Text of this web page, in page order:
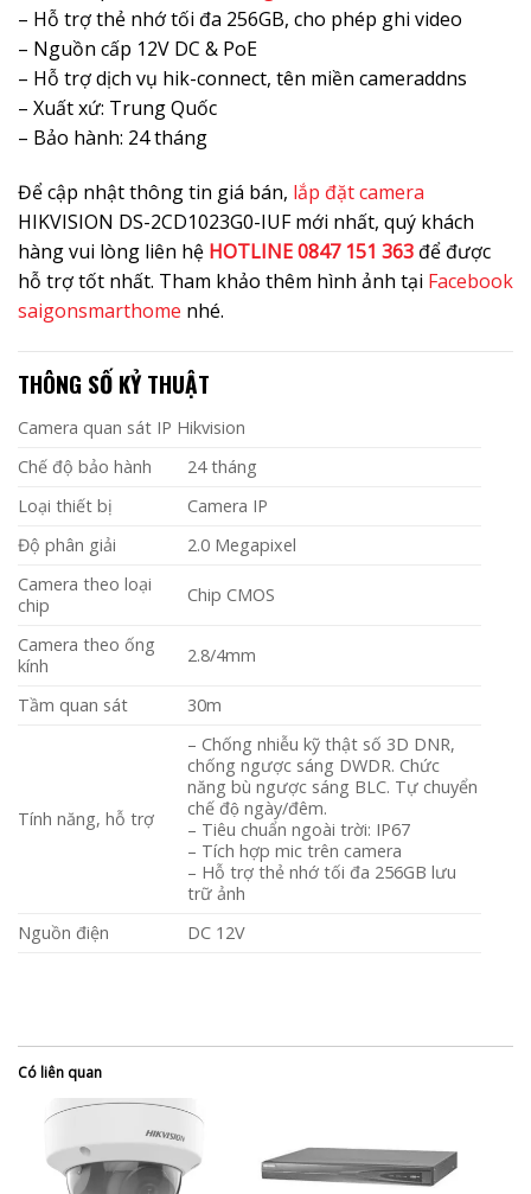
– Hỗ trợ thẻ nhớ tối đa 256GB, cho phép ghi video
– Nguồn cấp 12V DC & PoE
– Hỗ trợ dịch vụ hik-connect, tên miền cameraddns
– Xuất xứ: Trung Quốc
– Bảo hành: 24 tháng
Để cập nhật thông tin giá bán, lắp đặt camera
HIKVISION DS-2CD1023G0-IUF mới nhất, quý khách
hàng vui lòng liên hệ HOTLINE 0847 151 363 để được
hỗ trợ tốt nhất. Tham khảo thêm hình ảnh tại Facebook
saigonsmarthome nhé.
THÔNG SỐ KỶ THUẬT
Camera quan sát IP Hikvision
Chế độ bảo hành
24 tháng
Loại thiết bị
Camera IP
Độ phân giải
2.0 Megapixel
Camera theo loại
chip
Chip CMOS
Camera theo ống
kính
2.8/4mm
Tầm quan sát 30m
Tính năng, hỗ trợ
– Chống nhiễu kỹ thật số 3D DNR,
chống ngược sáng DWDR. Chức
năng bù ngược sáng BLC. Tự chuyển
chế độ ngày/đêm.
– Tiêu chuẩn ngoài trời: IP67
– Tích hợp mic trên camera
– Hỗ trợ thẻ nhớ tối đa 256GB lưu
trữ ảnh
Nguồn điện
DC 12V
Có liên quan